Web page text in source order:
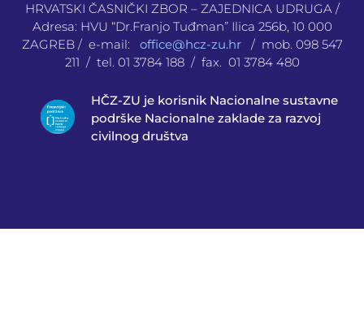
HRVATSKI ČASNIČKI ZBOR – ZAJEDNICA UDRUGA /
Adresa: HVU “Dr.Franjo Tuđman” Ilica 256b, 10 000
ZAGREB / e-mail: office@hcz-zu.hr
/ mob. 098 547
211 / tel. 01 3784 188 / fax. 01 3784 480
HČZ-ZU je korisnik Nacionalne sustavne
podrške Nacionalne zaklade za razvoj
civilnog društva